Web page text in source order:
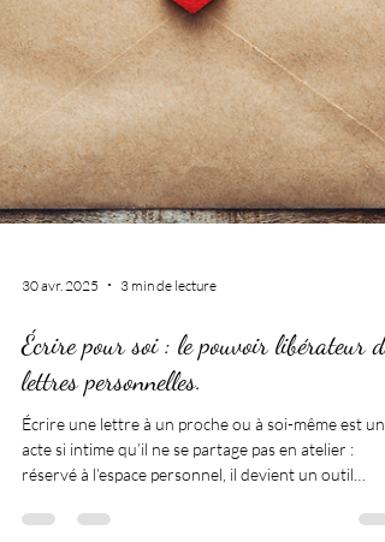
30 avr. 2025
Écrire pour soi : le pouvoir libérateur
lettres personnelles.
Écrire une lettre à un proche ou à soi-même est un
réservé à l’espace personnel, il devient un outil